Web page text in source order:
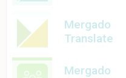
Mergado
Translate
Mergado